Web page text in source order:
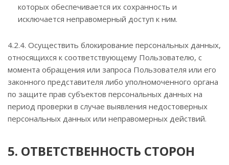
которых обеспечивается их сохранность и
исключается неправомерный доступ к ним.
4.2.4. Осуществить блокирование персональных данных,
относящихся к соответствующему Пользователю, с
момента обращения или запроса Пользователя или его
законного представителя либо уполномоченного органа
по защите прав субъектов персональных данных на
период проверки в случае выявления недостоверных
персональных данных или неправомерных действий.
5. ОТВЕТСТВЕННОСТЬ СТОРОН